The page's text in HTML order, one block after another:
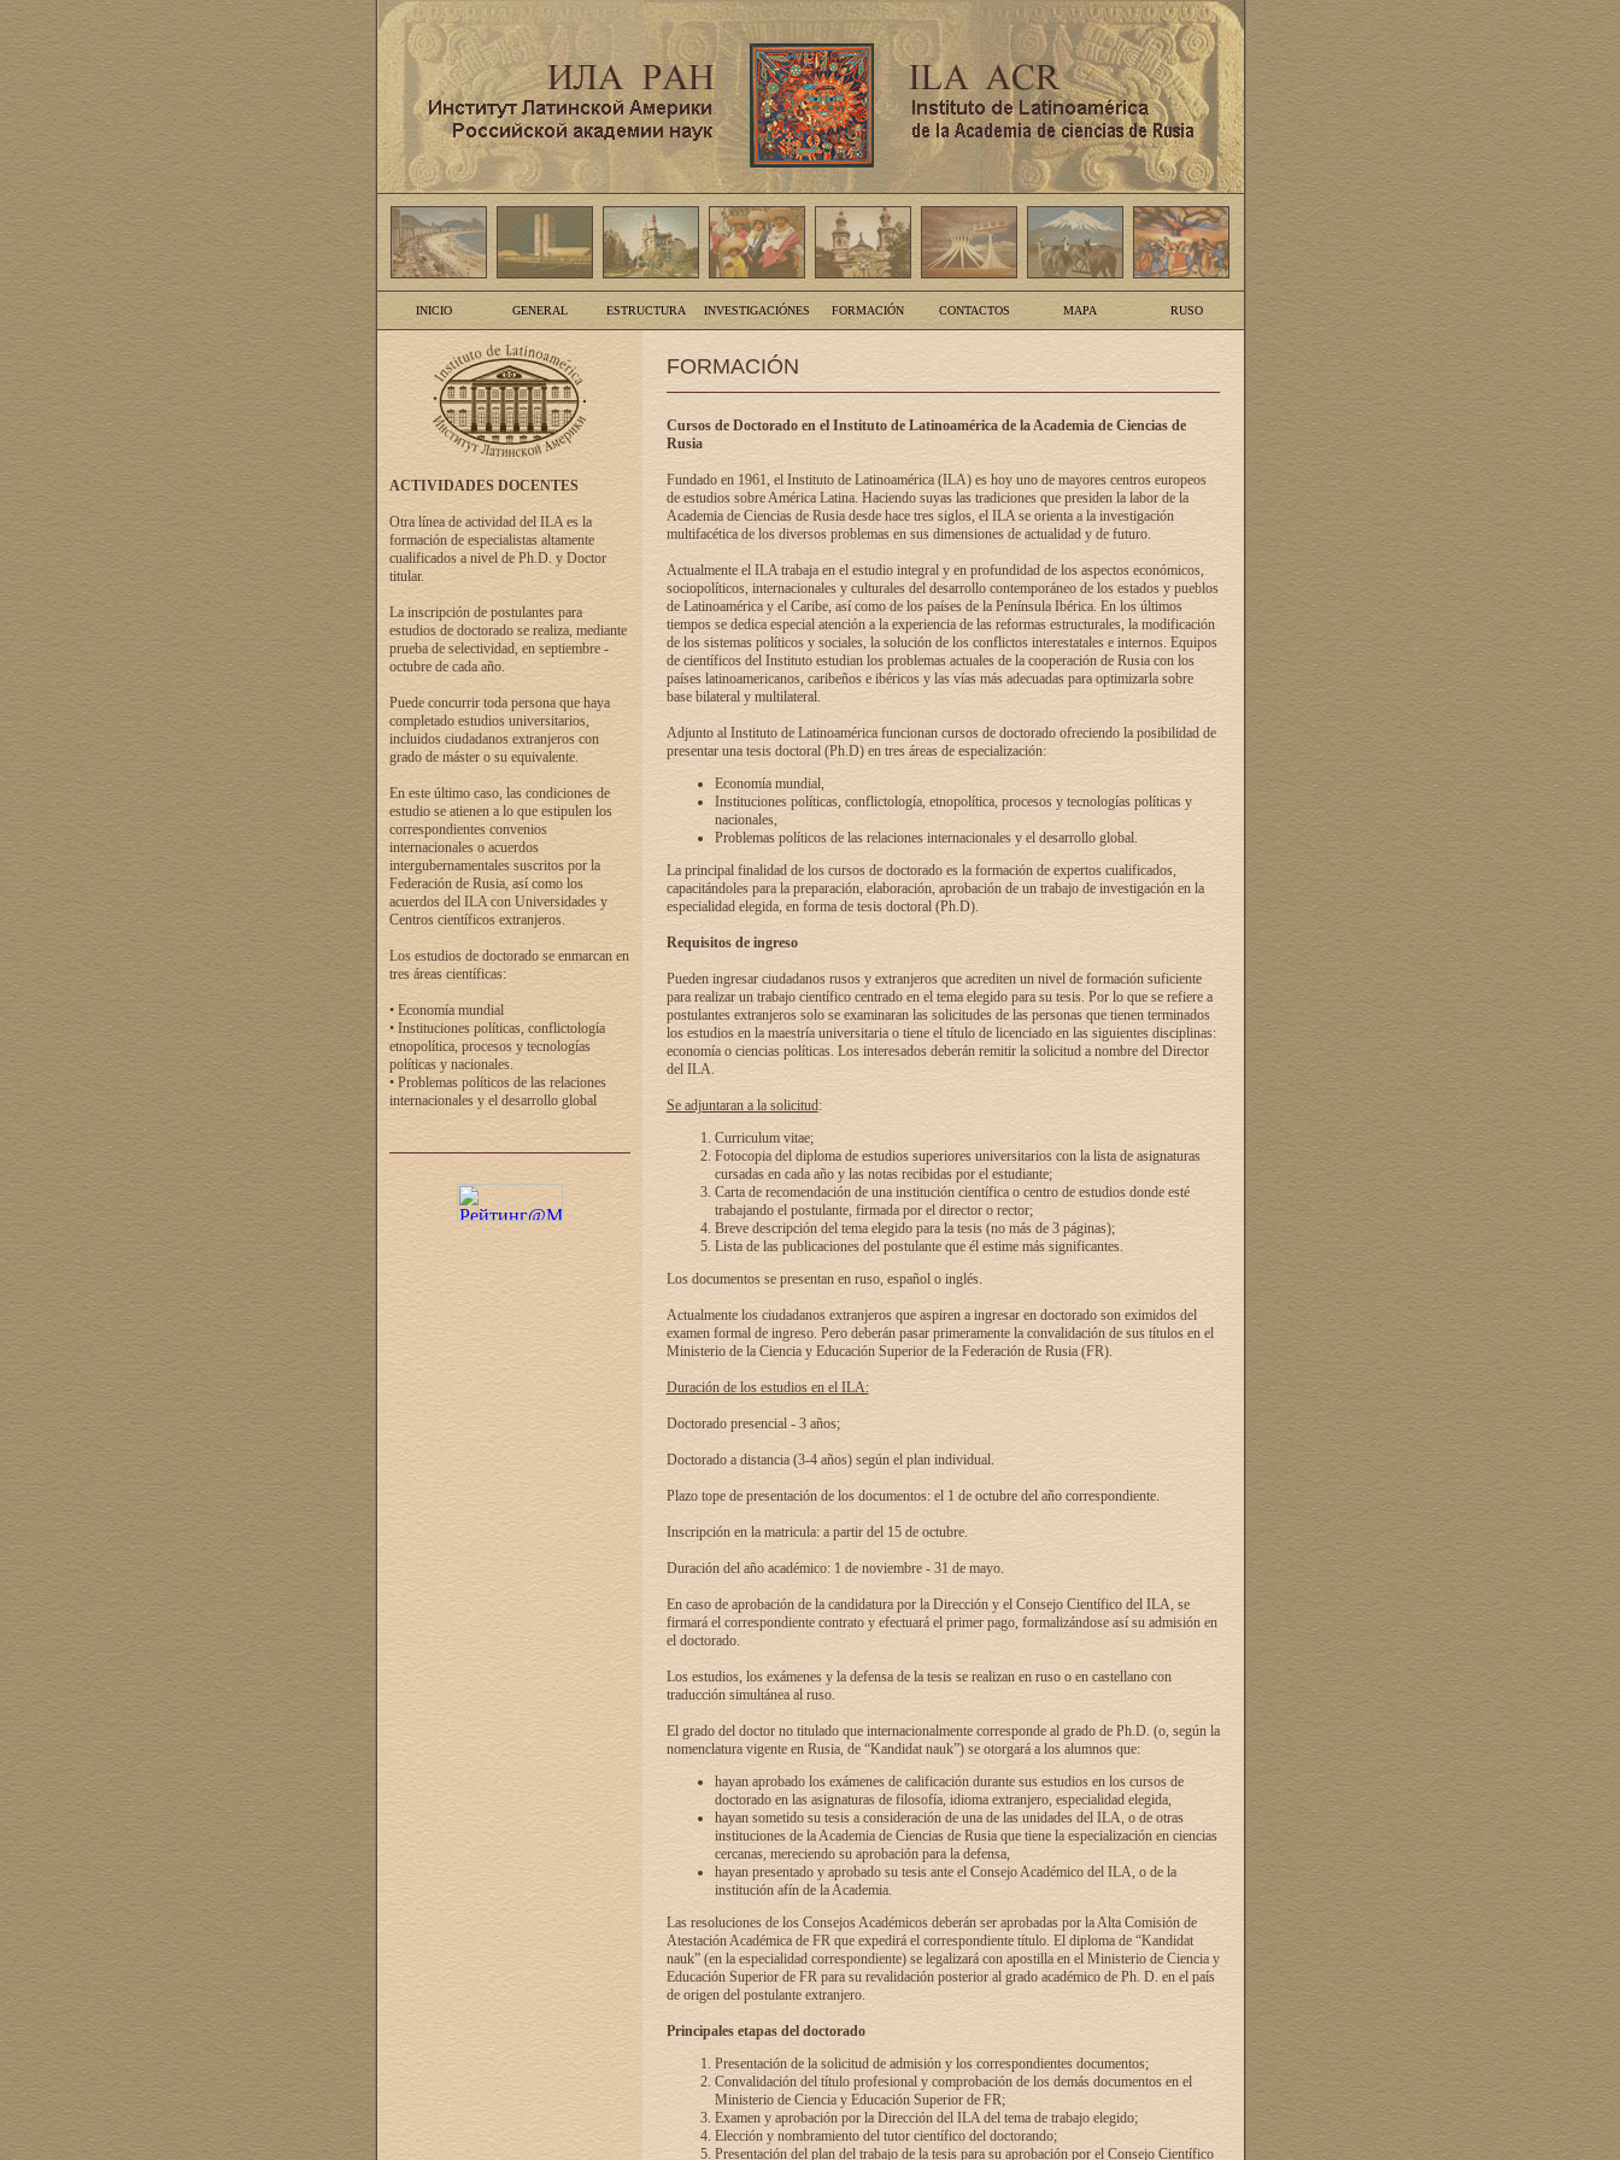
INICIO GENERAL ESTRUCTURA INVESTIGACIÓNES FORMACIÓN CONTACTOS MAPA RUSO
ACTIVIDADES DOCENTES
Otra línea de actividad del ILA es la
formación de especialistas altamente
cualificados a nivel de Ph.D. y Doctor
titular.
La inscripción de postulantes para
estudios de doctorado se realiza, mediante
prueba de selectividad, en septiembre -
octubre de cada año.
Puede concurrir toda persona que haya
completado estudios universitarios,
incluidos ciudadanos extranjeros con
grado de máster o su equivalente.
En este último caso, las condiciones de
estudio se atienen a lo que estipulen los
correspondientes convenios
internacionales o acuerdos
intergubernamentales suscritos por la
Federación de Rusia, así como los
acuerdos del ILA con Universidades y
Centros científicos extranjeros.
Los estudios de doctorado se enmarcan en
tres áreas científicas:
• Economía mundial
• Instituciones políticas, conflictología
etnopolítica, procesos y tecnologías
políticas y nacionales.
• Problemas políticos de las relaciones
internacionales y el desarrollo global
FORMACIÓN
Cursos de Doctorado en el Instituto de Latinoamérica de la Academia de Ciencias de
Rusia
Fundado en 1961, el Instituto de Latinoamérica (ILA) es hoy uno de mayores centros europeos
de estudios sobre América Latina. Haciendo suyas las tradiciones que presiden la labor de la
Academia de Ciencias de Rusia desde hace tres siglos, el ILA se orienta a la investigación
multifacética de los diversos problemas en sus dimensiones de actualidad y de futuro.
Actualmente el ILA trabaja en el estudio integral y en profundidad de los aspectos económicos,
sociopolíticos, internacionales y culturales del desarrollo contemporáneo de los estados y pueblos
de Latinoamérica y el Caribe, así como de los países de la Península Ibérica. En los últimos
tiempos se dedica especial atención a la experiencia de las reformas estructurales, la modificación
de los sistemas políticos y sociales, la solución de los conflictos interestatales e internos. Equipos
de científicos del Instituto estudian los problemas actuales de la cooperación de Rusia con los
países latinoamericanos, caribeños e ibéricos y las vías más adecuadas para optimizarla sobre
base bilateral y multilateral.
Adjunto al Instituto de Latinoamérica funcionan cursos de doctorado ofreciendo la posibilidad de
presentar una tesis doctoral (Ph.D) en tres áreas de especialización:
Economía mundial,
Instituciones políticas, conflictología, etnopolítica, procesos y tecnologías políticas y
nacionales,
Problemas políticos de las relaciones internacionales y el desarrollo global.
La principal finalidad de los cursos de doctorado es la formación de expertos cualificados,
capacitándoles para la preparación, elaboración, aprobación de un trabajo de investigación en la
especialidad elegida, en forma de tesis doctoral (Ph.D).
Requisitos de ingreso
Pueden ingresar ciudadanos rusos y extranjeros que acrediten un nivel de formación suficiente
para realizar un trabajo científico centrado en el tema elegido para su tesis. Por lo que se refiere a
postulantes extranjeros solo se examinaran las solicitudes de las personas que tienen terminados
los estudios en la maestría universitaria o tiene el título de licenciado en las siguientes disciplinas:
economía o ciencias políticas. Los interesados deberán remitir la solicitud a nombre del Director
del ILA.
Se adjuntaran a la solicitud:
Curriculum vitae;
Fotocopia del diploma de estudios superiores universitarios con la lista de asignaturas
cursadas en cada año y las notas recibidas por el estudiante;
Carta de recomendación de una institución científica o centro de estudios donde esté
trabajando el postulante, firmada por el director o rector;
Breve descripción del tema elegido para la tesis (no más de 3 páginas);
Lista de las publicaciones del postulante que él estime más significantes.
Los documentos se presentan en ruso, español o inglés.
Actualmente los ciudadanos extranjeros que aspiren a ingresar en doctorado son eximidos del
examen formal de ingreso. Pero deberán pasar primeramente la convalidación de sus títulos en el
Ministerio de la Ciencia y Educación Superior de la Federación de Rusia (FR).
Duración de los estudios en el ILA:
Doctorado presencial - 3 años;
Doctorado a distancia (3-4 años) según el plan individual.
Plazo tope de presentación de los documentos: el 1 de octubre del año correspondiente.
Inscripción en la matricula: a partir del 15 de octubre.
Duración del año académico: 1 de noviembre - 31 de mayo.
En caso de aprobación de la candidatura por la Dirección y el Consejo Científico del ILA, se
firmará el correspondiente contrato y efectuará el primer pago, formalizándose así su admisión en
el doctorado.
Los estudios, los exámenes y la defensa de la tesis se realizan en ruso o en castellano con
traducción simultánea al ruso.
El grado del doctor no titulado que internacionalmente corresponde al grado de Ph.D. (o, según la
nomenclatura vigente en Rusia, de “Kandidat nauk”) se otorgará a los alumnos que:
hayan aprobado los exámenes de calificación durante sus estudios en los cursos de
doctorado en las asignaturas de filosofía, idioma extranjero, especialidad elegida,
hayan sometido su tesis a consideración de una de las unidades del ILA, o de otras
instituciones de la Academia de Ciencias de Rusia que tiene la especialización en ciencias
cercanas, mereciendo su aprobación para la defensa,
hayan presentado y aprobado su tesis ante el Consejo Académico del ILA, o de la
institución afín de la Academia.
Las resoluciones de los Consejos Académicos deberán ser aprobadas por la Alta Comisión de
Atestación Académica de FR que expedirá el correspondiente título. El diploma de “Kandidat
nauk” (en la especialidad correspondiente) se legalizará con apostilla en el Ministerio de Ciencia y
Educación Superior de FR para su revalidación posterior al grado académico de Ph. D. en el país
de origen del postulante extranjero.
Principales etapas del doctorado
Presentación de la solicitud de admisión y los correspondientes documentos;
Convalidación del título profesional y comprobación de los demás documentos en el
Ministerio de Ciencia y Educación Superior de FR;
Examen y aprobación por la Dirección del ILA del tema de trabajo elegido;
Elección y nombramiento del tutor científico del doctorando;
Presentación del plan del trabajo de la tesis para su aprobación por el Consejo Científico